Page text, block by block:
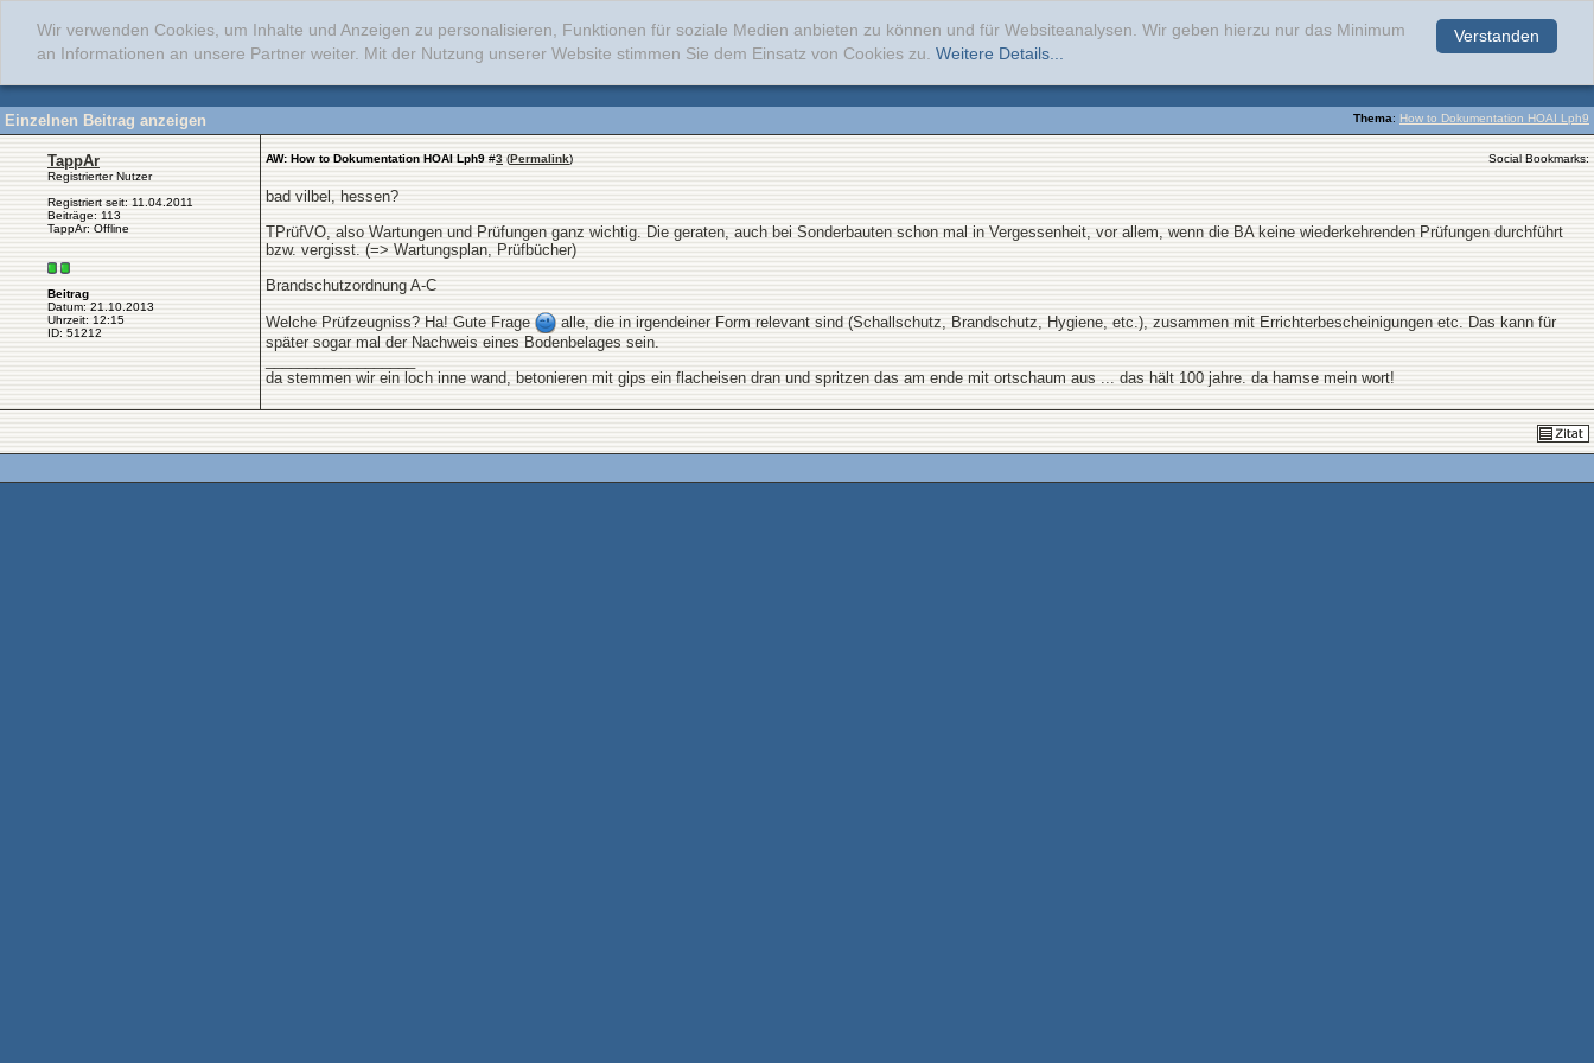
Verstanden
Wir verwenden Cookies, um Inhalte und Anzeigen zu personalisieren, Funktionen für soziale Medien anbieten zu können und für Websiteanalysen. Wir geben hierzu nur das Minimum
an Informationen an unsere Partner weiter. Mit der Nutzung unserer Website stimmen Sie dem Einsatz von Cookies zu. Weitere Details...
Thema: How to Dokumentation HOAI Lph9
Einzelnen Beitrag anzeigen
TappAr
Registrierter Nutzer
Registriert seit: 11.04.2011
Beiträge: 113
TappAr: Offline
Beitrag
Datum: 21.10.2013
Uhrzeit: 12:15
ID: 51212
AW: How to Dokumentation HOAI Lph9 #3 (Permalink) Social Bookmarks:
bad vilbel, hessen?
TPrüfVO, also Wartungen und Prüfungen ganz wichtig. Die geraten, auch bei Sonderbauten schon mal in Vergessenheit, vor allem, wenn die BA keine wiederkehrenden Prüfungen durchführt
bzw. vergisst. (=> Wartungsplan, Prüfbücher)
Brandschutzordnung A-C
Welche Prüfzeugniss? Ha! Gute Frage
alle, die in irgendeiner Form relevant sind (Schallschutz, Brandschutz, Hygiene, etc.), zusammen mit Errichterbescheinigungen etc. Das kann für
später sogar mal der Nachweis eines Bodenbelages sein.
da stemmen wir ein loch inne wand, betonieren mit gips ein flacheisen dran und spritzen das am ende mit ortschaum aus ... das hält 100 jahre. da hamse mein wort!